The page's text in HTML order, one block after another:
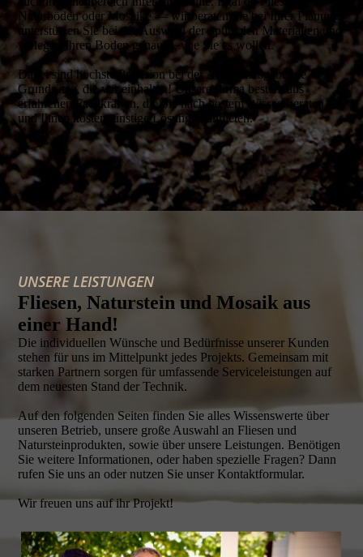
Naturböden oder Mosaike — wir beraten Sie bei Ihrer Planung,
unterstützen Sie bei der Auswahl der optimalen Materialien und
verlegen Ihren Boden genauso, wie Sie es wollen.
Dabei sind höchste Präzision bei der Arbeit maßgebende
Grundsätze, die wir einhalten! Unsere Firma besteht aus
erfahrenen Fachkräften, die Sie nach bestem Wissen beraten
und Ihnen kostengünstige Lösungen anbieten.
UNSERE LEISTUNGEN
Fliesen, Naturstein und Mosaik aus
einer Hand!
Die individuellen Wünsche und Bedürfnisse unserer Kunden
stehen für uns im Mittelpunkt jedes Projekts. Gemeinsam mit
starken Partnern sorgen für umfassende Serviceleistungen auf
dem neuesten Stand der Technik.
Auf den folgenden Seiten finden Sie alles Wissenswerte über
unseren Betrieb, unsere große Auswahl an Fliesen und
Natursteinprodukten, sowie über unsere Leistungen. Benötigen
Sie weitere Informationen, oder haben spezielle Fragen? Dann
rufen Sie uns an oder nutzen Sie unser Kontaktformular.
Wir freuen uns auf ihr Projekt!